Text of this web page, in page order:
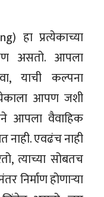
हा प्रत्येकाच्या
असतो. आपला
याची कल्पना
आपण जशी
आपला वैवाहिक
नाही. एवढंच नाही
त्याच्या सोबतच
निर्माण होणाऱ्या